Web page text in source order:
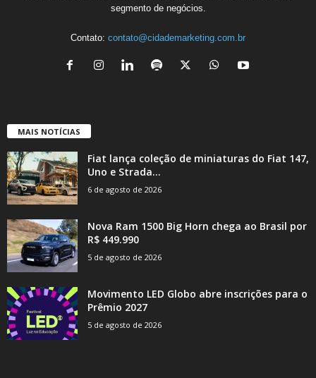
segmento de negócios.
Contato: contato@cidademarketing.com.br
MAIS NOTÍCIAS
Fiat lança coleção de miniaturas do Fiat 147,
Uno e Strada...
6 de agosto de 2026
Nova Ram 1500 Big Horn chega ao Brasil por
R$ 449.990
5 de agosto de 2026
Movimento LED Globo abre inscrições para o
Prêmio 2027
5 de agosto de 2026